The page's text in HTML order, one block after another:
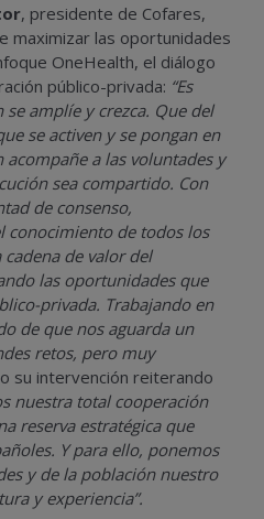
, presidente de Cofares,
maximizar las oportunidades
OneHealth, el diálogo
público-privada: “Es
amplíe y crezca. Que del
se activen y se pongan en
a las voluntades y
sea compartido. Con
de consenso,
conocimiento de todos los
de valor del
las oportunidades que
privada. Trabajando en
de que nos aguarda un
retos, pero muy
su intervención reiterando
nuestra total cooperación
reserva estratégica que
Y para ello, ponemos
y de la población nuestro
y experiencia”.